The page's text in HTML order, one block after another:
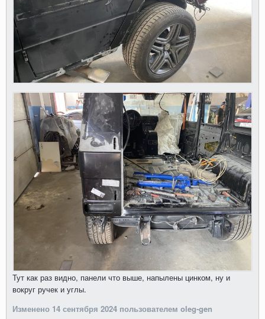
Тут как раз видно, панели что выше, напылены цинком, ну и
вокруг ручек и углы.
Изменено 14 сентября 2024 пользователем oleg-gen